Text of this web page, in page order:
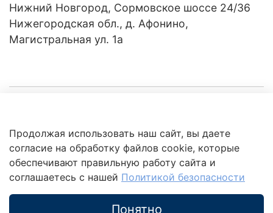
Клиентам
Это интересно
Нижний Новгород, Сормовское шоссе 24/36
Нижегородская обл., д. Афонино,
Магистральная ул. 1а
Продолжая использовать наш сайт, вы даете
согласие на обработку файлов cookie, которые
обеспечивают правильную работу сайта и
соглашаетесь с нашей Политикой безопасности
Понятно
обработки